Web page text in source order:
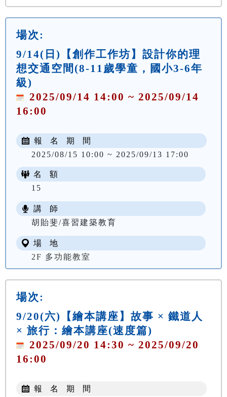
場次:
9/14(日)【創作工作坊】設計你的理
想交通空間(8-11歲學童，國小3-6年
級)
2025/09/14 14:00 ~ 2025/09/14
16:00
報 名 期 間
2025/08/15 10:00 ~ 2025/09/13 17:00
名 額
15
講 師
胡貽斐/喜習建築教育
場 地
2F 多功能教室
場次:
9/20(六)【繪本講座】故事 × 鐵道人
× 旅行：繪本講座(速度篇)
2025/09/20 14:30 ~ 2025/09/20
16:00
報 名 期 間